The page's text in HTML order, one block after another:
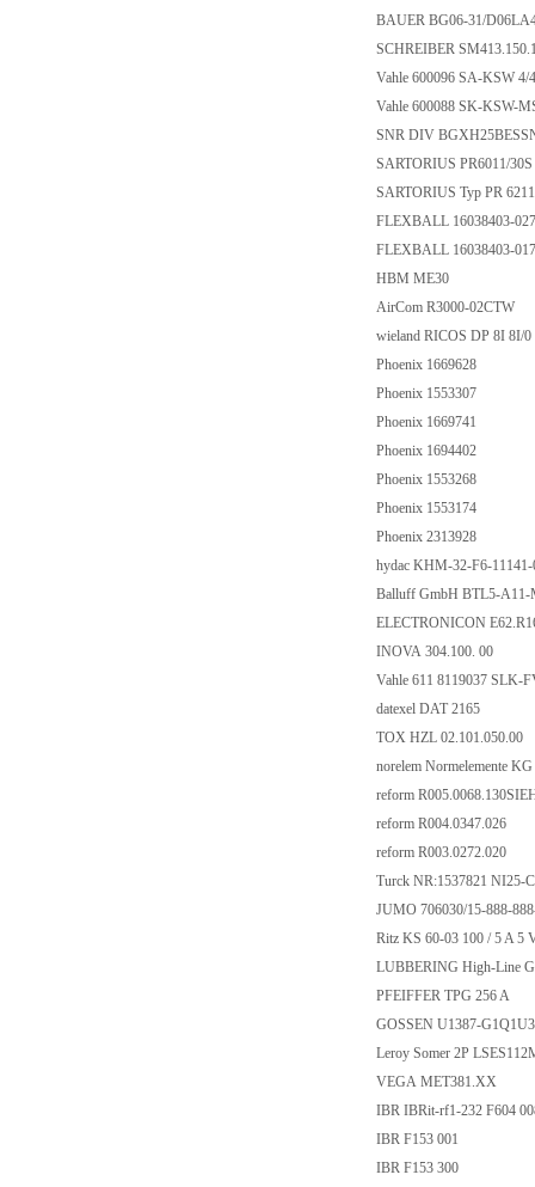
BAUER BG06-31/
SCHREIBER
Vahle 600096 SA-KSW
Vahle 600088 SK-KSW-
SNR DIV
SARTORIUS PR6011/
SARTORIUS Typ PR
FLEXBALL 16038403-
FLEXBALL 16038403-
HBM ME30
AirCom R3000-02CTW
wieland RICOS DP 8I 8I/
Phoenix 1669628
Phoenix 1553307
Phoenix 1669741
Phoenix 1694402
Phoenix 1553268
Phoenix 1553174
Phoenix 2313928
hydac KHM-32-F6-
Balluff GmbH BTL5-
ELECTRONICON
INOVA 304.100. 00
Vahle 611 8119037
datexel DAT 2165
TOX HZL 02.101.050.00
norelem Normelemente
reform
reform R004.0347.026
reform R003.0272.020
Turck NR:1537821
JUMO 706030/15-888-
Ritz KS 60-03 100 / 5 A 5
LUBBERING High-Line
PFEIFFER TPG 256 A
GOSSEN U1387-
Leroy Somer 2P
VEGA MET381.XX
IBR IBRit-rf1-232 F604
IBR F153 001
IBR F153 300